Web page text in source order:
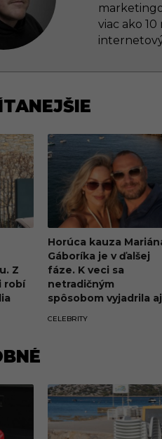
viac ako
Z
robí
Horúca kauza
Gáboríka je v ďalšej
fáze. K veci sa
netradičným
spôsobom vyjadrila aj
CELEBRITY